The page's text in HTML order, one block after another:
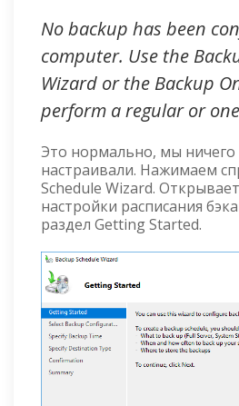
No backup has been
computer. Use the
Wizard or the Backup
perform a regular or
Это нормально, мы ничего
настраивали. Нажимаем
Schedule Wizard.
настройки расписания
раздел Getting Started.